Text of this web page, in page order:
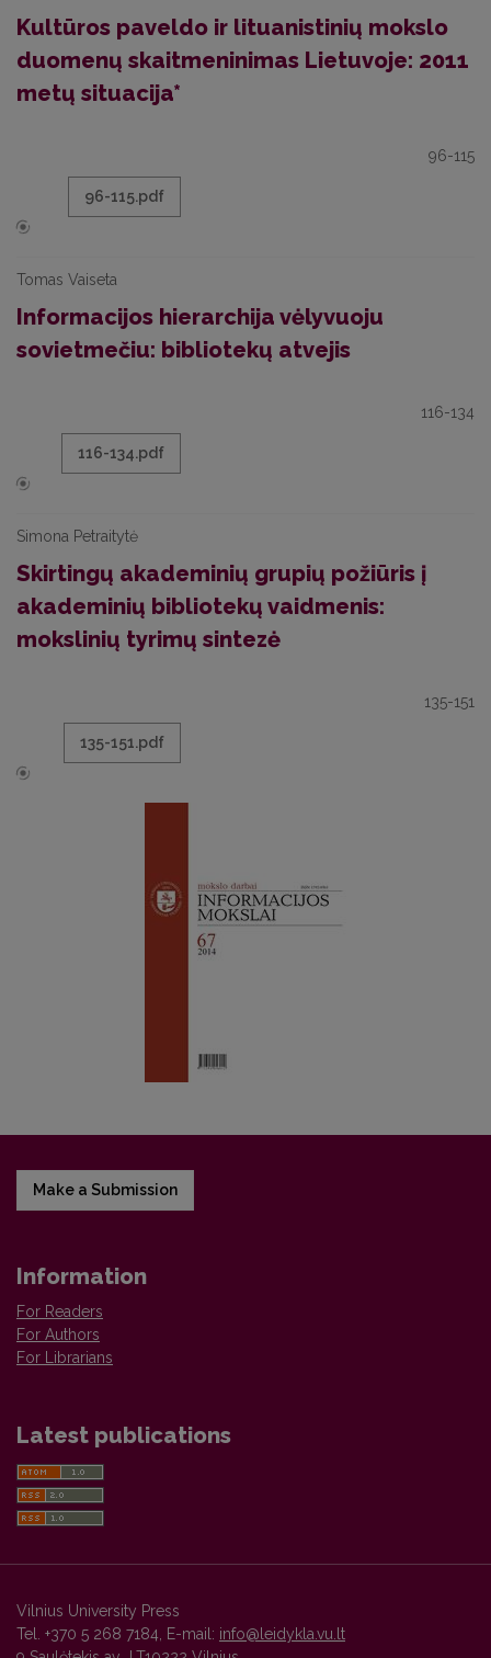
Kultūros paveldo ir lituanistinių mokslo
duomenų skaitmeninimas Lietuvoje: 2011
metų situacija*
96-115
96-115.pdf
Tomas Vaiseta
Informacijos hierarchija vėlyvuoju
sovietmečiu: bibliotekų atvejis
116-134
116-134.pdf
Simona Petraitytė
Skirtingų akademinių grupių požiūris į
akademinių bibliotekų vaidmenis:
mokslinių tyrimų sintezė
135-151
135-151.pdf
Make a Submission
Information
For Readers
For Authors
For Librarians
Latest publications
Vilnius University Press
Tel. +370 5 268 7184, E-mail: info@leidykla.vu.lt